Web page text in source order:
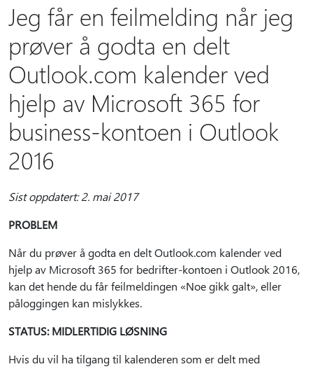
Jeg får en feilmelding når jeg
prøver å godta en delt
Outlook.com kalender ved
hjelp av Microsoft 365 for
business-kontoen i Outlook
2016
Sist oppdatert: 2. mai 2017
PROBLEM
Når du prøver å godta en delt Outlook.com kalender ved
hjelp av Microsoft 365 for bedrifter-kontoen i Outlook 2016,
kan det hende du får feilmeldingen «Noe gikk galt», eller
påloggingen kan mislykkes.
STATUS: MIDLERTIDIG LØSNING
Hvis du vil ha tilgang til kalenderen som er delt med